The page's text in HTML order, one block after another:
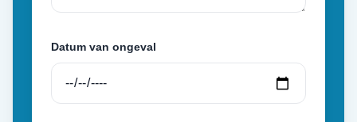
Datum van ongeval